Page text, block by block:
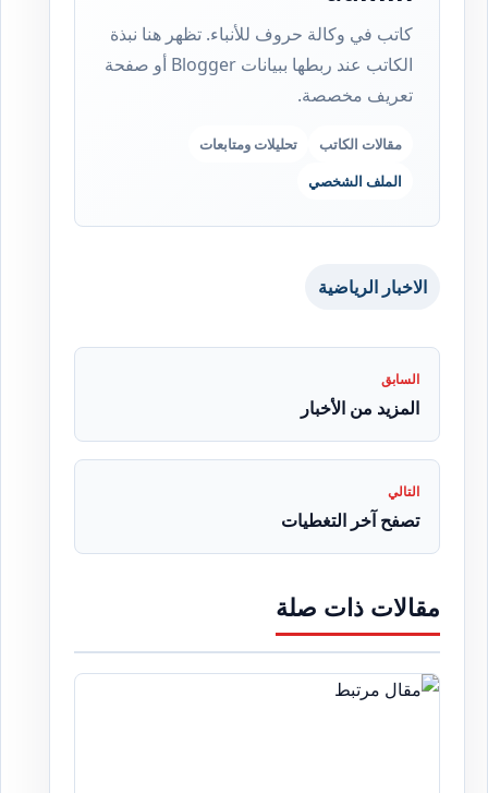
كاتب في وكالة حروف للأنباء. تظهر هنا نبذة
الكاتب عند ربطها ببيانات Blogger أو صفحة
تعريف مخصصة.
مقالات الكاتب
تحليلات ومتابعات
الملف الشخصي
الاخبار الرياضية
السابق
المزيد من الأخبار
التالي
تصفح آخر التغطيات
مقالات ذات صلة